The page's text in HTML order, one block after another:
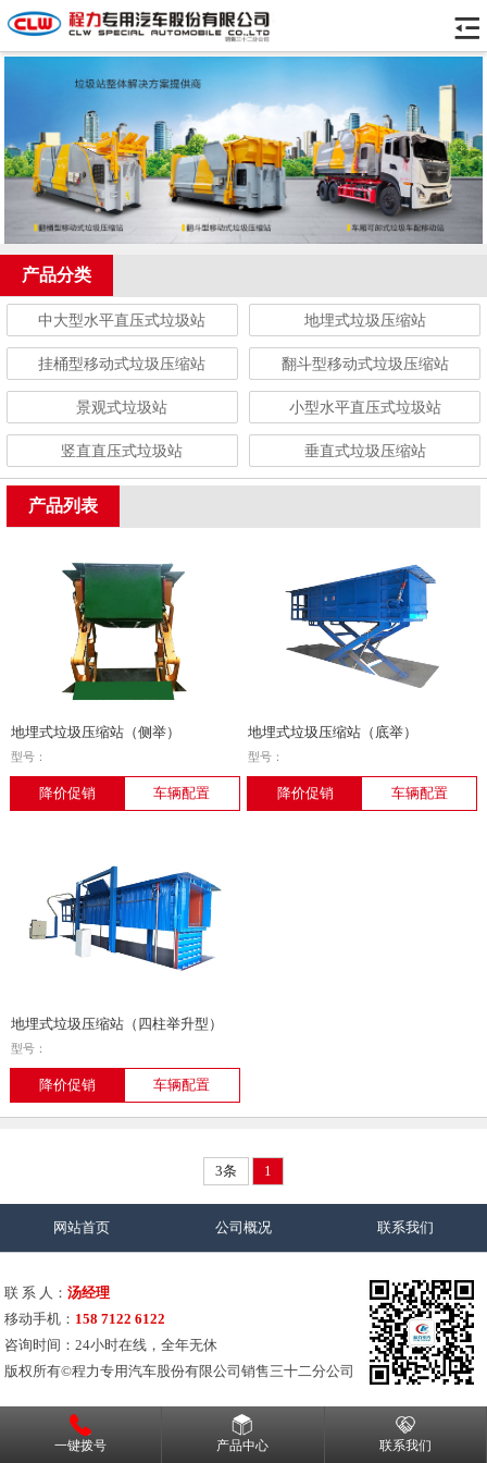
产品分类
中大型水平直压式垃圾站 地埋式垃圾压缩站
挂桶型移动式垃圾压缩站 翻斗型移动式垃圾压缩站
景观式垃圾站 小型水平直压式垃圾站
竖直直压式垃圾站 垂直式垃圾压缩站
产品列表
地埋式垃圾压缩站（侧举）
型号：
降价促销 车辆配置
地埋式垃圾压缩站（底举）
型号：
降价促销 车辆配置
地埋式垃圾压缩站（四柱举升型）
型号：
降价促销 车辆配置
3条 1
网站首页 公司概况 联系我们
联 系 人： 汤经理
移动手机： 158 7122 6122
咨询时间：24小时在线，全年无休
版权所有©程力专用汽车股份有限公司销售三十二分公司
一键拨号 产品中心 联系我们